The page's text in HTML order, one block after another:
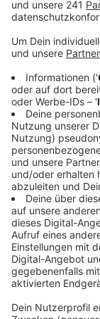
Veröffentlicht:
Anzeige
Am
Veranstaltung
Gladbachern
Ausbau in
den Abschnitt
der
Die Pläne
bis
werden.
Gladbacher
der
Die Info-